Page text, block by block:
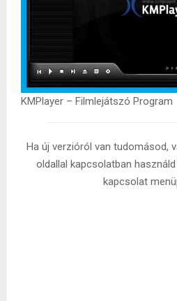
KMPlayer – Filmlejátszó Program
Ha új verzióról van tudomásod,
oldallal kapcsolatban
kapcsolat